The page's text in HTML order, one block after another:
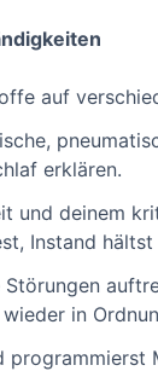
auf
erklären.
und deinem
Instand
Störungen
in
programmierst